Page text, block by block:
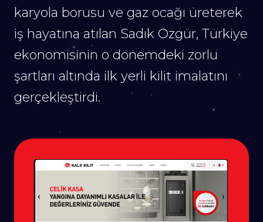
karyola borusu ve gaz ocağı üreterek
iş hayatına atılan Sadık Özgür, Türkiye
ekonomisinin o dönemdeki zorlu
şartları altında ilk yerli kilit imalatını
gerçekleştirdi.